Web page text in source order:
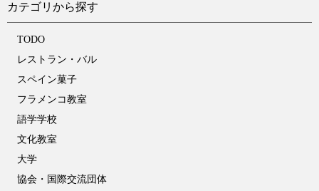
カテゴリから探す
TODO
レストラン・バル
スペイン菓子
フラメンコ教室
語学学校
文化教室
大学
協会・国際交流団体